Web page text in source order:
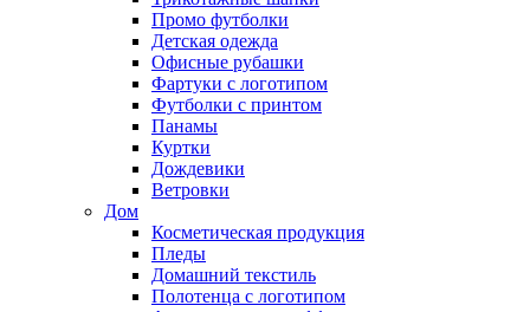
Промо футболки
Детская одежда
Офисные рубашки
Фартуки с логотипом
Футболки с принтом
Панамы
Куртки
Дождевики
Ветровки
Дом
Косметическая продукция
Пледы
Домашний текстиль
Полотенца с логотипом